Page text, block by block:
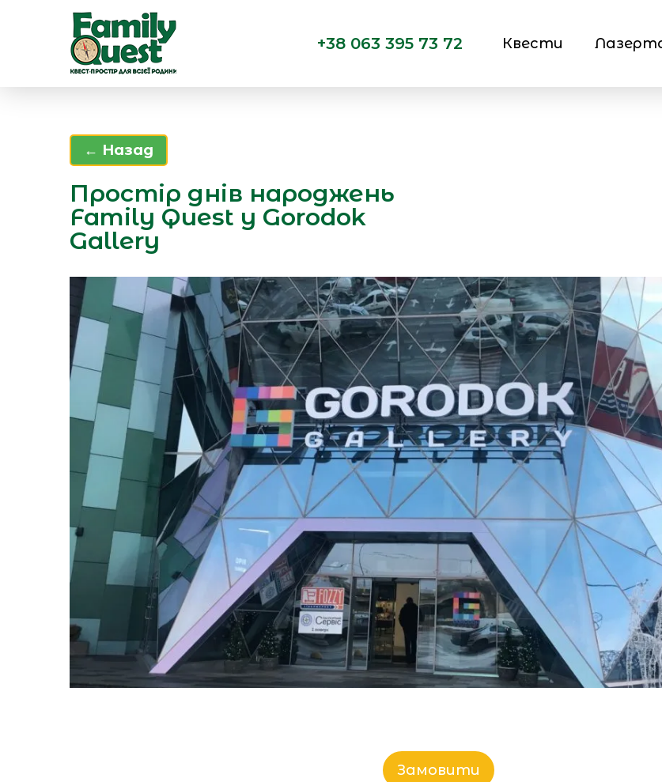
+38 063 395 73 72 Квести
← Назад
Простір днів народжень
Family Quest у Gorodok
Gallery
Замовити